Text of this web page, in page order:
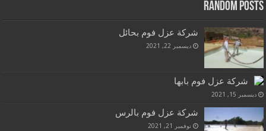
Random Posts
شركة عزل فوم بحائل
ديسمبر 22, 2021
شركة عزل فوم بابها
ديسمبر 15, 2021
شركة عزل فوم بالرس
نوفمبر 21, 2021